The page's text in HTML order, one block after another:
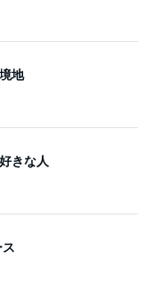
地
きな人